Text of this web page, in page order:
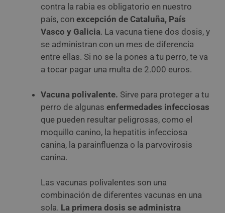
contra la rabia es obligatorio en nuestro
país, con excepción de Cataluña, País
Vasco y Galicia. La vacuna tiene dos dosis, y
se administran con un mes de diferencia
entre ellas. Si no se la pones a tu perro, te va
a tocar pagar una multa de 2.000 euros.
Vacuna polivalente. Sirve para proteger a tu
perro de algunas enfermedades infecciosas
que pueden resultar peligrosas, como el
moquillo canino, la hepatitis infecciosa
canina, la parainfluenza o la parvovirosis
canina.
Las vacunas polivalentes son una
combinación de diferentes vacunas en una
sola. La primera dosis se administra